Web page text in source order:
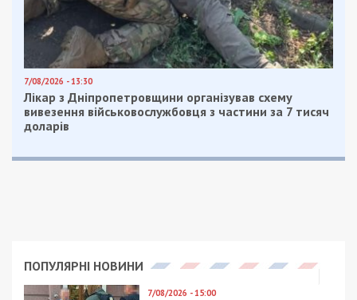
7/08/2026 - 13:30
Лікар з Дніпропетровщини організував схему
вивезення військовослужбовця з частини за 7 тисяч
доларів
ПОПУЛЯРНІ НОВИНИ
7/08/2026 - 15:00